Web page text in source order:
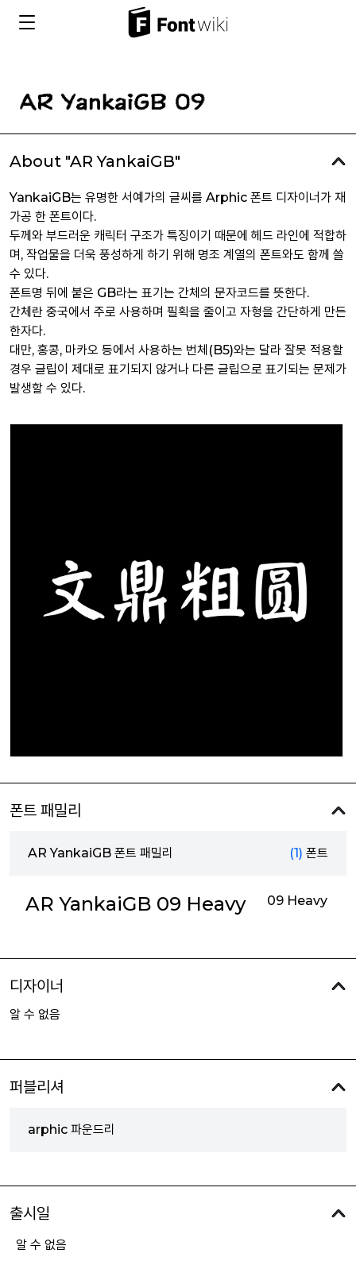
About "AR YankaiGB"
YankaiGB는 유명한 서예가의 글씨를 Arphic 폰트 디자이너가 재
가공 한 폰트이다.
두께와 부드러운 캐릭터 구조가 특징이기 때문에 헤드 라인에 적합하
며, 작업물을 더욱 풍성하게 하기 위해 명조 계열의 폰트와도 함께 쓸
수 있다.
폰트명 뒤에 붙은 GB라는 표기는 간체의 문자코드를 뜻한다.
간체란 중국에서 주로 사용하며 필획을 줄이고 자형을 간단하게 만든
한자다.
대만, 홍콩, 마카오 등에서 사용하는 번체(B5)와는 달라 잘못 적용할
경우 글립이 제대로 표기되지 않거나 다른 글립으로 표기되는 문제가
발생할 수 있다.
폰트 패밀리
AR YankaiGB 폰트 패밀리 (1) 폰트
AR YankaiGB 09 Heavy 09 Heavy
디자이너
알 수 없음
퍼블리셔
arphic 파운드리
출시일
알 수 없음